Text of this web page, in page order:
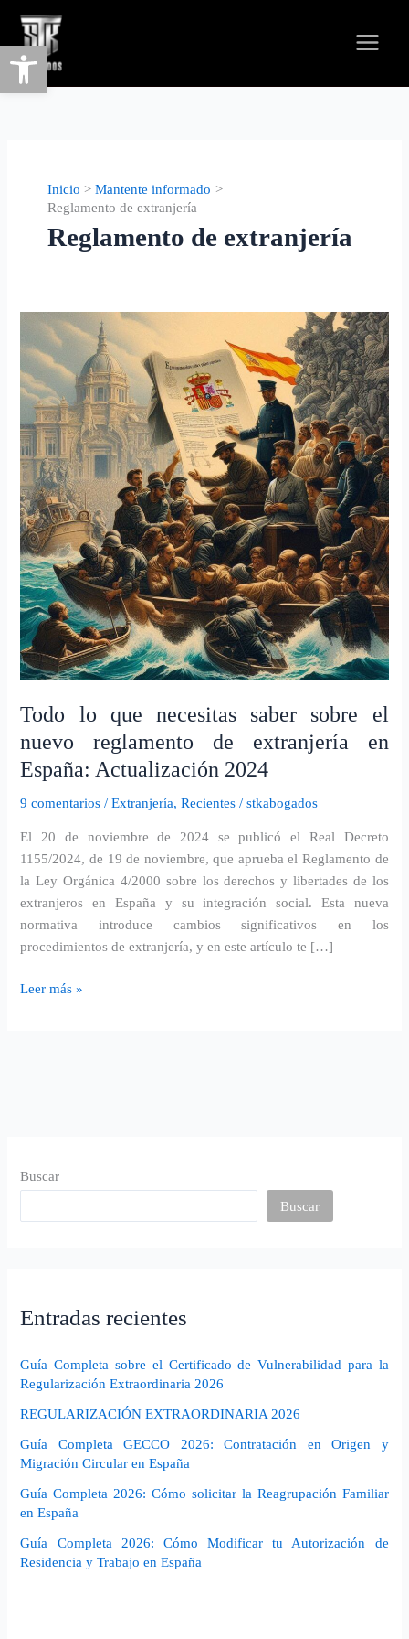
Inicio
Mantente informado
Reglamento de extranjería
Reglamento de extranjería
Todo lo que necesitas saber sobre el
nuevo reglamento de extranjería en
España: Actualización 2024
9 comentarios /Extranjería,Recientes /stkabogados
El 20 de noviembre de 2024 se publicó el Real Decreto
1155/2024, de 19 de noviembre, que aprueba el Reglamento de
la Ley Orgánica 4/2000 sobre los derechos y libertades de los
extranjeros en España y su integración social. Esta nueva
normativa introduce cambios significativos en los
procedimientos de extranjería, y en este artículo te […]
Todo
que
necesitas
saber
sobre
el
nuevo
reglamento
de
extranjería
en
España:
Actualización
2024
Leer más »
Buscar
Buscar
Entradas recientes
Guía Completa sobre el Certificado de Vulnerabilidad para la
Regularización Extraordinaria 2026
REGULARIZACIÓN EXTRAORDINARIA 2026
Guía Completa GECCO 2026: Contratación en Origen y
Migración Circular en España
Guía Completa 2026: Cómo solicitar la Reagrupación Familiar
en España
Guía Completa 2026: Cómo Modificar tu Autorización de
Residencia y Trabajo en España
Abrir barra de herramientas